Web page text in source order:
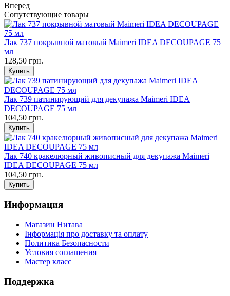
Вперед
Сопутствующие товары
Лак 737 покрывной матовый Maimeri IDEA DECOUPAGE 75
мл
128,50 грн.
Лак 739 патинирующий для декупажа Maimeri IDEA
DECOUPAGE 75 мл
104,50 грн.
Лак 740 кракелюрный живописный для декупажа Maimeri
IDEA DECOUPAGE 75 мл
104,50 грн.
Информация
Магазин Нитава
Інформація про доставку та оплату
Политика Безопасности
Условия соглашения
Мастер класс
Поддержка